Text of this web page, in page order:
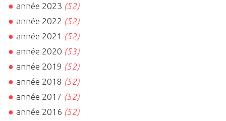
année 2023 (52)
année 2022 (52)
année 2021 (52)
année 2020 (53)
année 2019 (52)
année 2018 (52)
année 2017 (52)
année 2016 (52)